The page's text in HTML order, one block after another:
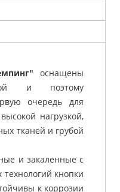
оснащены
и поэтому
очередь для
нагрузкой,
тканей и грубой
и закаленные с
кнопки
к коррозии